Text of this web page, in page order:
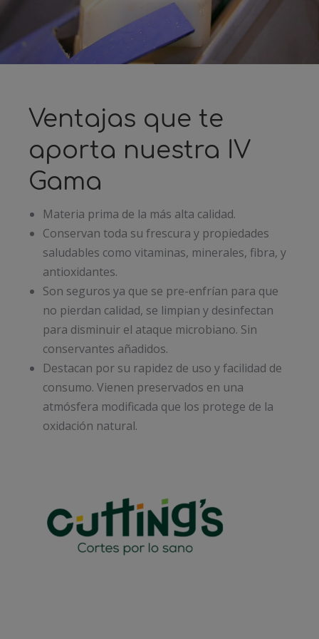
Ventajas que te
aporta nuestra IV
Gama
Materia prima de la más alta calidad.
Conservan toda su frescura y propiedades
saludables como vitaminas, minerales, fibra, y
antioxidantes.
Son seguros ya que se pre-enfrían para que
no pierdan calidad, se limpian y desinfectan
para disminuir el ataque microbiano. Sin
conservantes añadidos.
Destacan por su rapidez de uso y facilidad de
consumo. Vienen preservados en una
atmósfera modificada que los protege de la
oxidación natural.